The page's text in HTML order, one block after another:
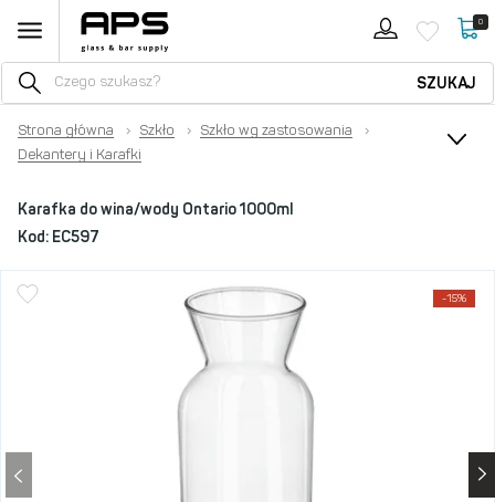
0
SZUKAJ
Strona główna › Szkło › Szkło wg zastosowania
›
Dekantery i Karafki
Karafka do wina/wody Ontario 1000ml
Kod: EC597
-15%